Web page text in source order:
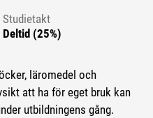
Studietakt
Deltid (25%)
läromedel och
att ha för eget bruk kan
utbildningens gång.